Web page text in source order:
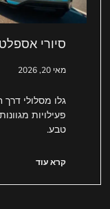
סיורי
מאי 20, 2026
גלו מסלולי דרך
פעילויות
טבע.
קרא עוד